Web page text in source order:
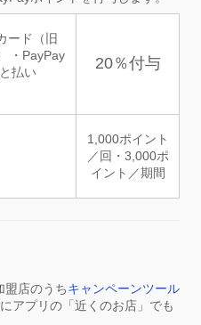
ード（旧
・PayPay
払い
20％付与
1,000ポイント
／回・3,000ポ
イント／期間
盟店のうちキャンペーンツール
アプリの「近くのお店」でも